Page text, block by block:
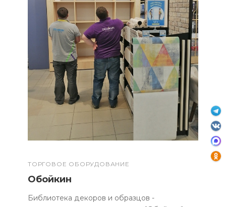
ТОРГОВОЕ ОБОРУДОВАНИЕ
Обойкин
Библиотека декоров и образцов -